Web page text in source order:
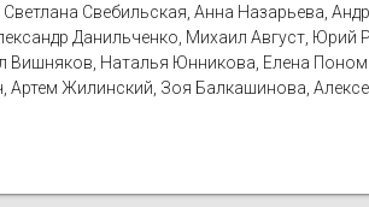
Свебильская, Анна Назарьева,
Данильченко, Михаил Август, Юрий
Наталья Юнникова, Елена
Жилинский, Зоя Балкашинова,